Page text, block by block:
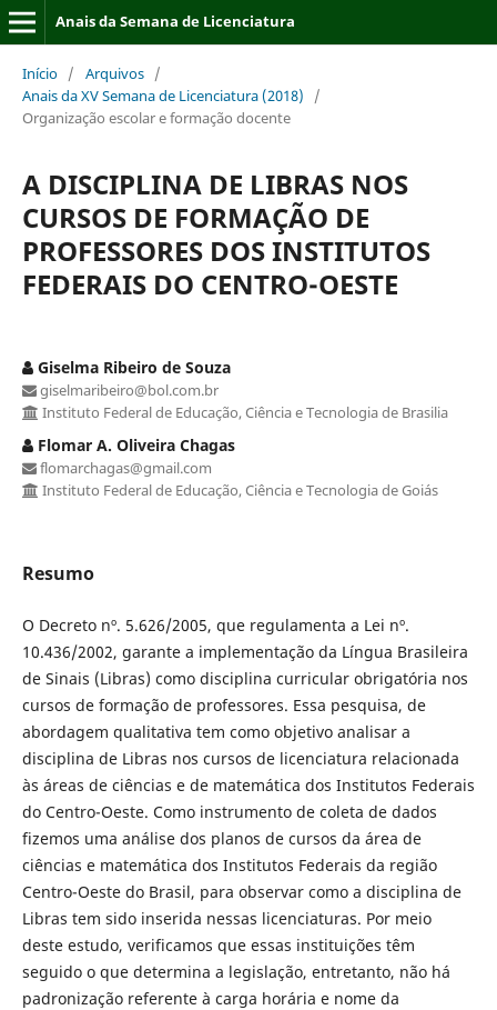
Anais da Semana de Licenciatura
Início / Arquivos /
Anais da XV Semana de Licenciatura (2018)
/
Organização escolar e formação docente
A DISCIPLINA DE LIBRAS NOS
CURSOS DE FORMAÇÃO DE
PROFESSORES DOS INSTITUTOS
FEDERAIS DO CENTRO-OESTE
Giselma Ribeiro de Souza
giselmaribeiro@bol.com.br
Instituto Federal de Educação, Ciência e Tecnologia de Brasilia
Flomar A. Oliveira Chagas
flomarchagas@gmail.com
Instituto Federal de Educação, Ciência e Tecnologia de Goiás
Resumo
O Decreto nº. 5.626/2005, que regulamenta a Lei nº.
10.436/2002, garante a implementação da Língua Brasileira
de Sinais (Libras) como disciplina curricular obrigatória nos
cursos de formação de professores. Essa pesquisa, de
abordagem qualitativa tem como objetivo analisar a
disciplina de Libras nos cursos de licenciatura relacionada
às áreas de ciências e de matemática dos Institutos Federais
do Centro-Oeste. Como instrumento de coleta de dados
fizemos uma análise dos planos de cursos da área de
ciências e matemática dos Institutos Federais da região
Centro-Oeste do Brasil, para observar como a disciplina de
Libras tem sido inserida nessas licenciaturas. Por meio
deste estudo, verificamos que essas instituições têm
seguido o que determina a legislação, entretanto, não há
padronização referente à carga horária e nome da